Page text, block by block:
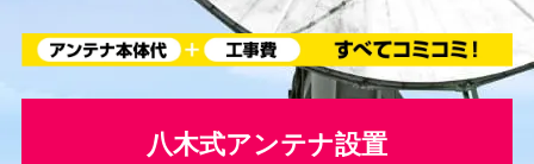
八木式アンテナ設置